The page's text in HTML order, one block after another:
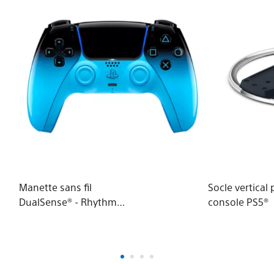
Manette sans fil
DualSense® - Rhythm
Socle vertical
console PS5®